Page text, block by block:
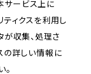
サービス上に
ィクスを利用し
が収集、処理さ
の詳しい情報に
。